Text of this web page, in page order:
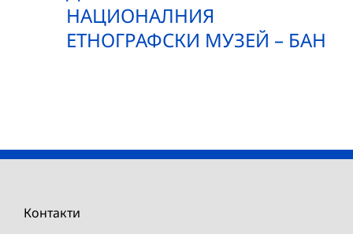
НАЦИОНАЛНИЯ
ЕТНОГРАФСКИ МУЗЕЙ – БАН
Контакти